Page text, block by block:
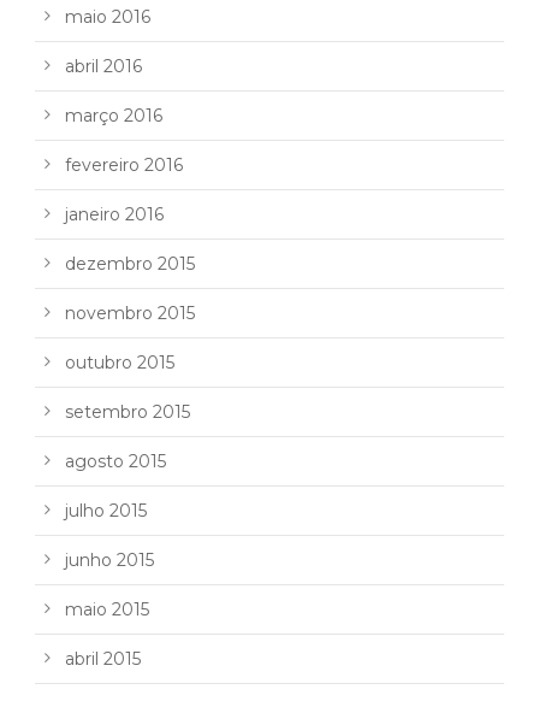
maio 2016
abril 2016
março 2016
fevereiro 2016
janeiro 2016
dezembro 2015
novembro 2015
outubro 2015
setembro 2015
agosto 2015
julho 2015
junho 2015
maio 2015
abril 2015